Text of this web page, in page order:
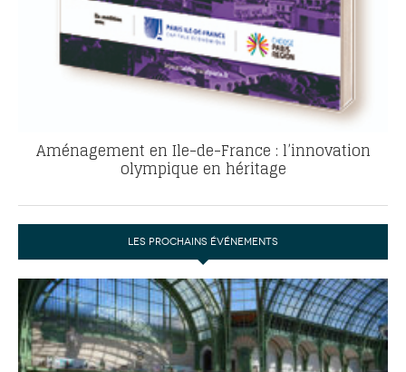
Aménagement en Ile-de-France : l’innovation
olympique en héritage
LES PROCHAINS ÉVÉNEMENTS